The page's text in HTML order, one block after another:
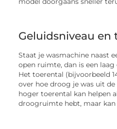
Geluidsniveau en
Staat je wasmachine naast
open ruimte, dan is een
Het toerental (bijvoorbeeld
over hoe droog je was uit
hoger toerental kan helpen
droogruimte hebt, maar